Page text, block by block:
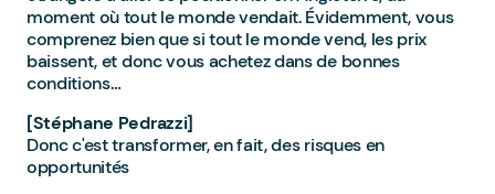
moment où tout le monde vendait. Évidemment, vous
comprenez bien que si tout le monde vend, les prix
baissent, et donc vous achetez dans de bonnes
conditions…
[Stéphane Pedrazzi]
Donc c'est transformer, en fait, des risques en
opportunités